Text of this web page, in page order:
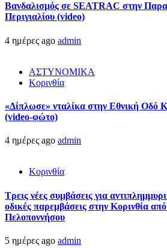
Βανδαλισμός σε SEATRAC στην
Περιγιαλίου (video)
4 ημέρες ago admin
ΑΣΤΥΝΟΜΙΚΑ
Κορινθία
«Δίπλωσε» νταλίκα στην Εθνική Oδό
(video-φώτο)
4 ημέρες ago admin
Κορινθία
Τρεις νέες συμβάσεις για
οδικές παρεμβάσεις στην Κορινθία
Πελοποννήσου
5 ημέρες ago admin